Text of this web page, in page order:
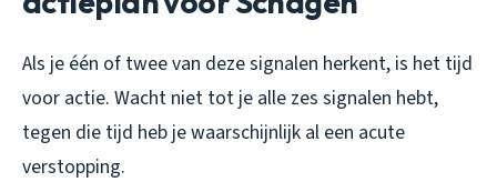
Als je één of twee van deze signalen herkent, is het tijd
voor actie. Wacht niet tot je alle zes signalen hebt,
tegen die tijd heb je waarschijnlijk al een acute
verstopping.